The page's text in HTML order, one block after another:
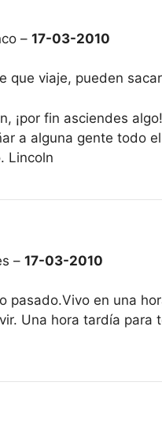
– 17-03-2010
que viaje, pueden
¡por fin asciendes
a alguna gente todo
Lincoln
– 17-03-2010
pasado.Vivo en una
Una hora tardía para